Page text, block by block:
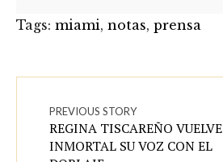
Tags: miami, notas, prensa
PREVIOUS STORY
REGINA TISCAREÑO VUELVE
INMORTAL SU VOZ CON EL